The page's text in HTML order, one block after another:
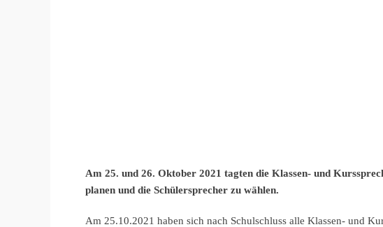
Am 25. und 26. Oktober 2021 tagten die Klassen- und
planen und die Schüler­spre­cher zu wählen.
Am 25.10.2021 haben sich nach Schul­schluss alle Klassen- und